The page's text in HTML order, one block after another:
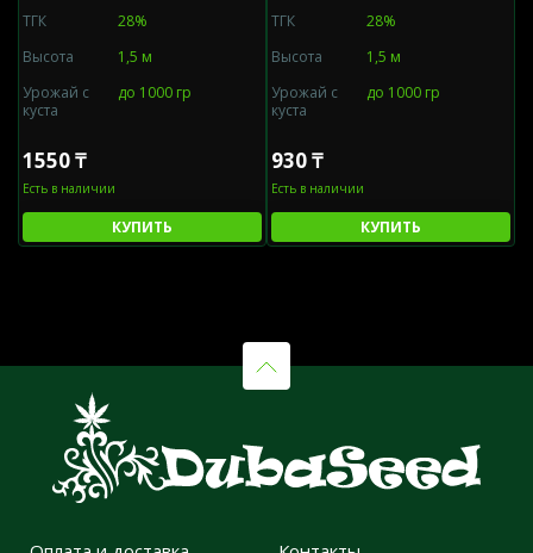
ТГК
28%
Высота
1,5 м
Урожай с
куста
до 1000 гр
1550 ₸
Есть в наличии
КУПИТЬ
ТГК
28%
Высота
1,5 м
Урожай с
куста
до 1000 гр
930 ₸
Есть в наличии
КУПИТЬ